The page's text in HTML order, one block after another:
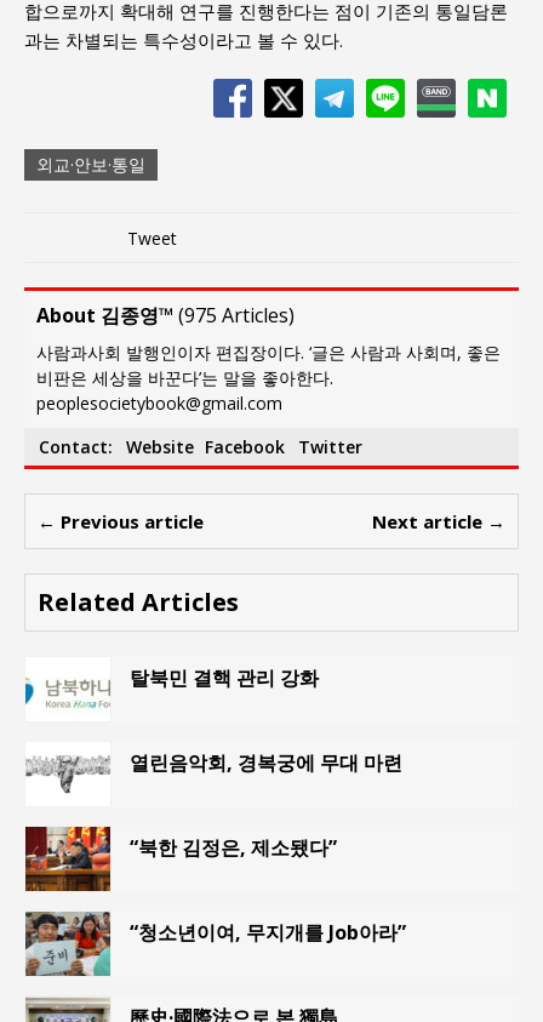
합으로까지 확대해 연구를 진행한다는 점이 기존의 통일담론
과는 차별되는 특수성이라고 볼 수 있다.
외교·안보·통일
Tweet
About 김종영™ (975 Articles)
사람과사회 발행인이자 편집장이다. ‘글은 사람과 사회며, 좋은
비판은 세상을 바꾼다’는 말을 좋아한다.
peoplesocietybook@gmail.com
Contact:
Website Facebook Twitter
← Previous article Next article →
Related Articles
탈북민 결핵 관리 강화
열린음악회, 경복궁에 무대 마련
“북한 김정은, 제소됐다”
“청소년이여, 무지개를 Job아라”